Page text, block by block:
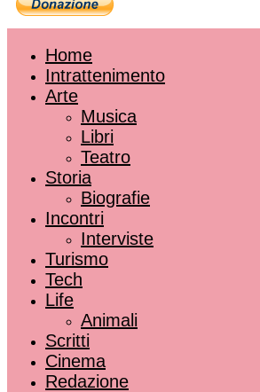
Home
Intrattenimento
Arte
Musica
Libri
Teatro
Storia
Biografie
Incontri
Interviste
Turismo
Tech
Life
Animali
Scritti
Cinema
Redazione